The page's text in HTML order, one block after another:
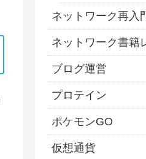
ネットワーク再入
ネットワーク書籍
ブログ運営
プロテイン
ポケモンGO
仮想通貨